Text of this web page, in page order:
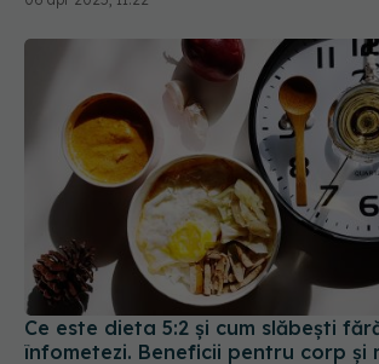
Ce este dieta 5:2 și cum slăbești
înfometezi. Beneficii pentru corp și
14 ian 2025, 15:55